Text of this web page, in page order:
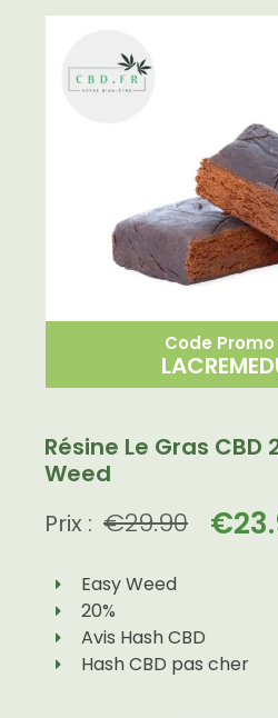
Code Promo
Résine Le Gras CBD
Weed
Prix : €29.90 €
Easy Weed
20%
Avis Hash CBD
Hash CBD pas cher